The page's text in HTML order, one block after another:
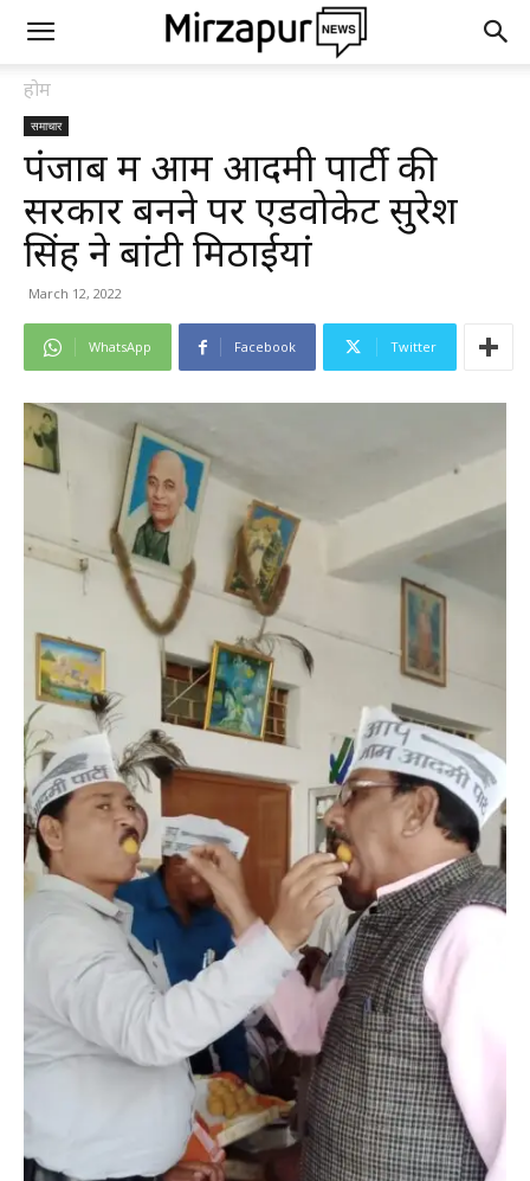
होम
समाचार
पंजाब में आम आदमी पार्टी की
सरकार बनने पर एडवोकेट सुरेश
सिंह ने बांटी मिठाईयां
March 12, 2022
WhatsApp Facebook Twitter